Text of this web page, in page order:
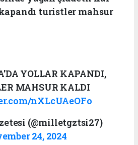
turistler mahsur
YOLLAR KAPANDI,
MAHSUR KALDI
nXLcUAeOFo
(@milletgztsi27)
24, 2024